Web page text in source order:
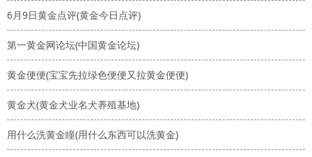
6月9日黄金点评(黄金今日点评)
第一黄金网论坛(中国黄金论坛)
黄金便便(宝宝先拉绿色便便又拉黄金便便)
黄金犬(黄金犬业名犬养殖基地)
用什么洗黄金瞳(用什么东西可以洗黄金)